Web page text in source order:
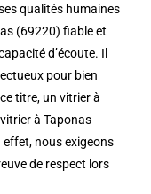
qualités humaines
(69220) fiable et
d’écoute. Il
pour bien
titre, un vitrier à
à Taponas
nous exigeons
de respect lors